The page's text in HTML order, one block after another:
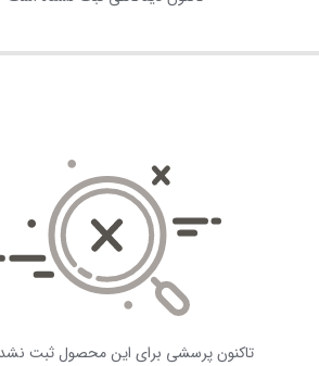
تاکنون پرسشی برای این محصول ثبت